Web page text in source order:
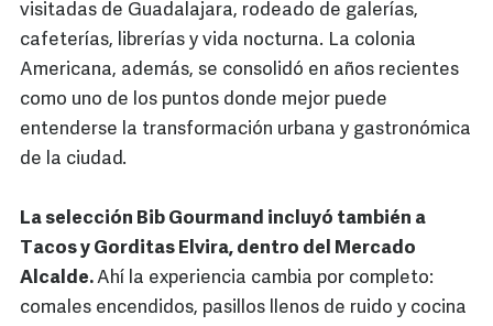
visitadas de Guadalajara, rodeado de galerías,
cafeterías, librerías y vida nocturna. La colonia
Americana, además, se consolidó en años recientes
como uno de los puntos donde mejor puede
entenderse la transformación urbana y gastronómica
de la ciudad.
La selección Bib Gourmand incluyó también a
Tacos y Gorditas Elvira, dentro del Mercado
Alcalde.Ahí la experiencia cambia por completo:
comales encendidos, pasillos llenos de ruido y cocina